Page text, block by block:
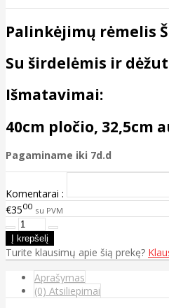
Palinkėjimų rėmelis
Su širdelėmis ir
Išmatavimai:
40cm pločio, 32,5cm
Pagaminame iki 7d.d
Komentarai :
€3500 su PVM
Turite klausimų apie šią prekę?
Aprašymas
(0) Atsiliepimai